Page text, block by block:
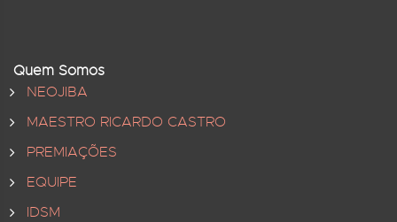
Quem Somos
NEOJIBA
MAESTRO RICARDO CASTRO
PREMIAÇÕES
EQUIPE
IDSM